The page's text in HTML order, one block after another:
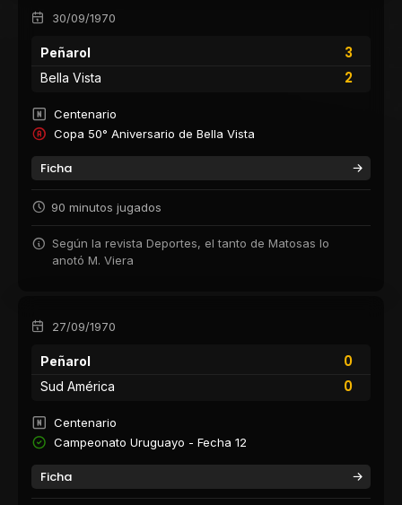
30/09/1970
Peñarol
3
2
Bella Vista
Centenario
Copa 50° Aniversario de Bella Vista
Ficha
90 minutos jugados
Según la revista Deportes, el tanto de Matosas lo
anotó M. Viera
27/09/1970
Peñarol
0
0
Sud América
Centenario
Campeonato Uruguayo - Fecha 12
Ficha